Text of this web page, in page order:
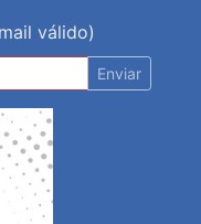
válido)
Enviar